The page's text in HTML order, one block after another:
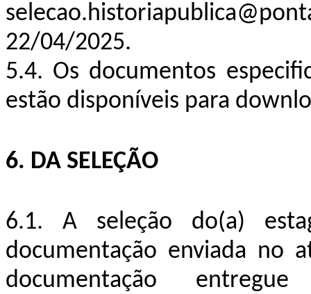
22/04/2025.
5.4. Os documentos
estão disponíveis para
6. DA SELEÇÃO
6.1. A seleção do(a)
documentação enviada no
documentação